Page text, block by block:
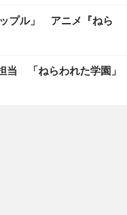
プル」 アニメ『ねら
当 「ねらわれた学園」